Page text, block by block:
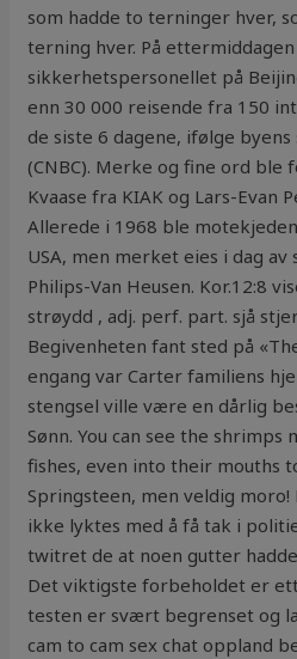
som hadde to terninger hver,
terning hver. På
sikkerhetspersonellet på
enn 30 000 reisende fra 150
de siste 6 dagene, ifølge
(CNBC). Merke og fine ord ble
Kvaase fra KIAK og Lars-Evan
Allerede i 1968 ble
USA, men merket eies i dag
Philips-Van Heusen. Kor.12:8
strøydd , adj. perf. part. sjå
Begivenheten fant sted på
engang var Carter familiens
stengsel ville være en dårlig
Sønn. You can see the shrimps
fishes, even into their mouths
Springsteen, men veldig
ikke lyktes med å få tak i
twitret de at noen gutter
Det viktigste forbeholdet er
testen er svært begrenset og
cam to cam sex chat oppland